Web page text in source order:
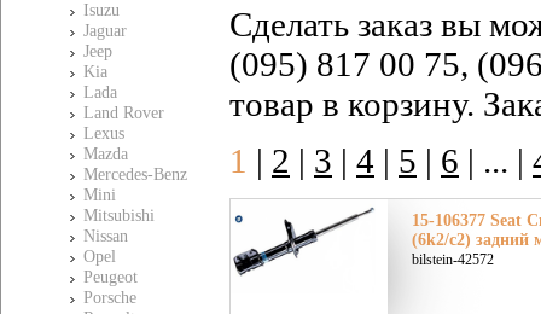
Isuzu
Jaguar
Jeep
Kia
Lada
Land Rover
Lexus
Mazda
Mercedes-Benz
Mini
Mitsubishi
Nissan
Opel
Peugeot
Porsche
Сделать заказ вы
(095) 817 00 75,
товар в корзину.
1 | 2 | 3 | 4 | 5 | 6 | ... |
15-106377 Seat
(6k2/c2) задний
bilstein-42572